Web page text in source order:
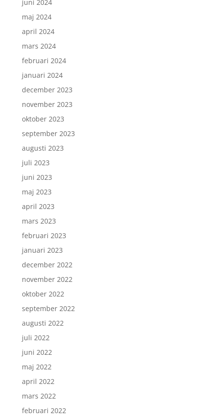
juni 2024
maj 2024
april 2024
mars 2024
februari 2024
januari 2024
december 2023
november 2023
oktober 2023
september 2023
augusti 2023
juli 2023
juni 2023
maj 2023
april 2023
mars 2023
februari 2023
januari 2023
december 2022
november 2022
oktober 2022
september 2022
augusti 2022
juli 2022
juni 2022
maj 2022
april 2022
mars 2022
februari 2022